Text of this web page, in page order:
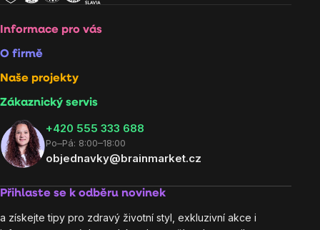
Informace pro vás
O firmě
Naše projekty
Zákaznický servis
‭+420 555 333 688
Po–Pá: 8:00–18:00
objednavky@brainmarket.cz
Přihlaste se k odběru novinek
a získejte tipy pro zdravý životní styl, exkluzivní akce i